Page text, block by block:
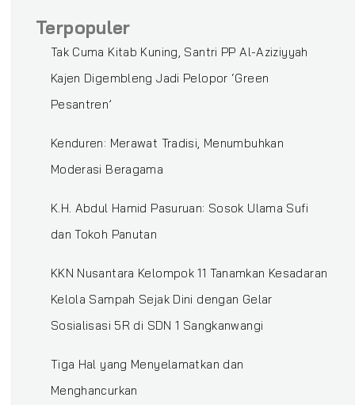
Terpopuler
‎Tak Cuma Kitab Kuning, Santri PP Al-Aziziyyah
Kajen Digembleng Jadi Pelopor ‘Green
Pesantren’ ‎
Kenduren: Merawat Tradisi, Menumbuhkan
Moderasi Beragama
K.H. Abdul Hamid Pasuruan: Sosok Ulama Sufi
dan Tokoh Panutan
KKN Nusantara Kelompok 11 Tanamkan Kesadaran
Kelola Sampah Sejak Dini dengan Gelar
Sosialisasi 5R di SDN 1 Sangkanwangi
Tiga Hal yang Menyelamatkan dan
Menghancurkan